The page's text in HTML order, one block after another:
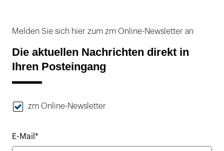
Melden Sie sich hier zum zm Online-Newsletter an
Die aktuellen Nachrichten direkt in
Ihren Posteingang
zm Online-Newsletter
E-Mail*